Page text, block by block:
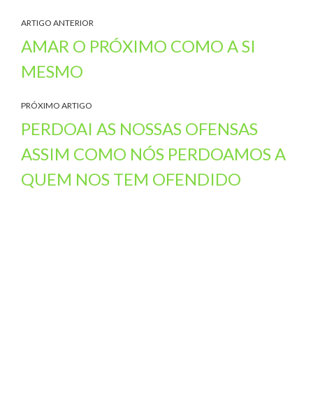
ARTIGO ANTERIOR
AMAR O PRÓXIMO COMO A SI
MESMO
PRÓXIMO ARTIGO
PERDOAI AS NOSSAS OFENSAS
ASSIM COMO NÓS PERDOAMOS A
QUEM NOS TEM OFENDIDO